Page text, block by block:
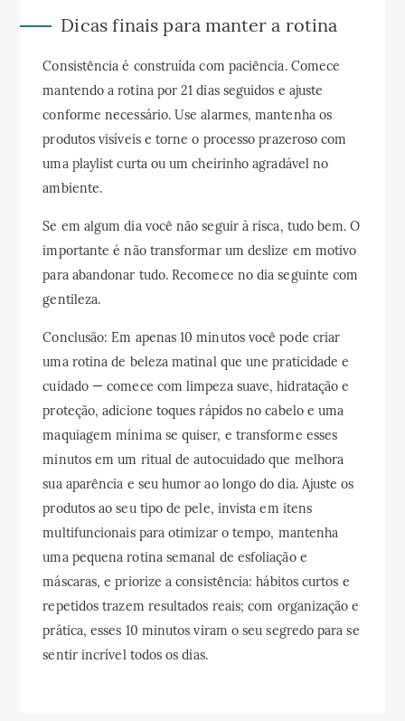
Dicas finais para manter a rotina
Consistência é construída com paciência. Comece
mantendo a rotina por 21 dias seguidos e ajuste
conforme necessário. Use alarmes, mantenha os
produtos visíveis e torne o processo prazeroso com
uma playlist curta ou um cheirinho agradável no
ambiente.
Se em algum dia você não seguir à risca, tudo bem. O
importante é não transformar um deslize em motivo
para abandonar tudo. Recomece no dia seguinte com
gentileza.
Conclusão: Em apenas 10 minutos você pode criar
uma rotina de beleza matinal que une praticidade e
cuidado — comece com limpeza suave, hidratação e
proteção, adicione toques rápidos no cabelo e uma
maquiagem mínima se quiser, e transforme esses
minutos em um ritual de autocuidado que melhora
sua aparência e seu humor ao longo do dia. Ajuste os
produtos ao seu tipo de pele, invista em itens
multifuncionais para otimizar o tempo, mantenha
uma pequena rotina semanal de esfoliação e
máscaras, e priorize a consistência: hábitos curtos e
repetidos trazem resultados reais; com organização e
prática, esses 10 minutos viram o seu segredo para se
sentir incrível todos os dias.